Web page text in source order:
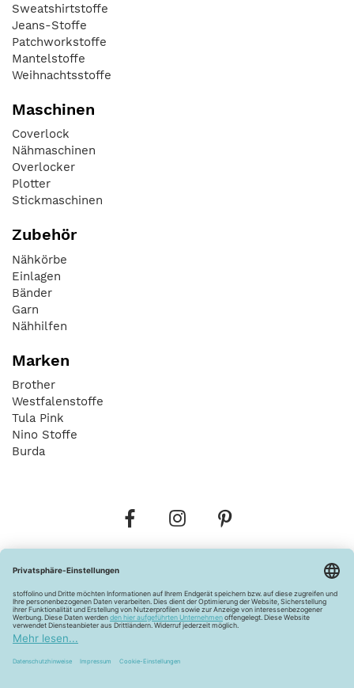
Sweatshirtstoffe
Jeans-Stoffe
Patchworkstoffe
Mantelstoffe
Weihnachtsstoffe
Maschinen
Coverlock
Nähmaschinen
Overlocker
Plotter
Stickmaschinen
Zubehör
Nähkörbe
Einlagen
Bänder
Garn
Nähhilfen
Marken
Brother
Westfalenstoffe
Tula Pink
Nino Stoffe
Burda
Widerrufsbelehrung Vertrag widerrufen
Barrierefreiheitserklärung